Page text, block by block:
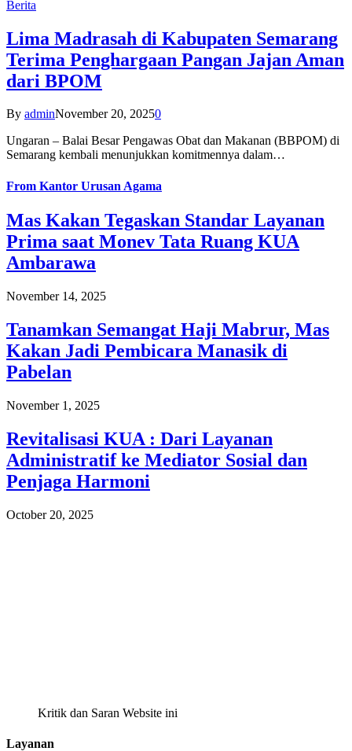
Berita
Lima Madrasah di Kabupaten Semarang
Terima Penghargaan Pangan Jajan Aman
dari BPOM
By adminNovember 20, 20250
Ungaran – Balai Besar Pengawas Obat dan Makanan (BBPOM) di
Semarang kembali menunjukkan komitmennya dalam…
From Kantor Urusan Agama
Mas Kakan Tegaskan Standar Layanan
Prima saat Monev Tata Ruang KUA
Ambarawa
November 14, 2025
Tanamkan Semangat Haji Mabrur, Mas
Kakan Jadi Pembicara Manasik di
Pabelan
November 1, 2025
Revitalisasi KUA : Dari Layanan
Administratif ke Mediator Sosial dan
Penjaga Harmoni
October 20, 2025
Kritik dan Saran Website ini
Layanan